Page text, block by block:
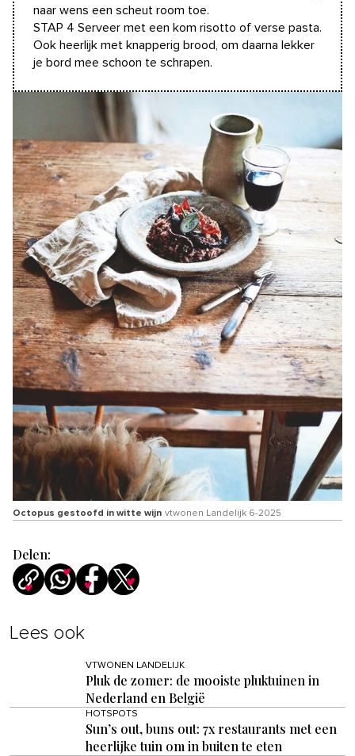
naar wens een scheut room toe.
STAP 4 Serveer met een kom risotto of verse pasta.
Ook heerlijk met knapperig brood, om daarna lekker
je bord mee schoon te schrapen.
Octopus gestoofd in witte wijn vtwonen Landelijk 6-2025
Delen:
Lees ook
VTWONEN LANDELIJK
Pluk de zomer: de mooiste pluktuinen in
Nederland en België
HOTSPOTS
Sun’s out, buns out: 7x restaurants met een
heerlijke tuin om in buiten te eten